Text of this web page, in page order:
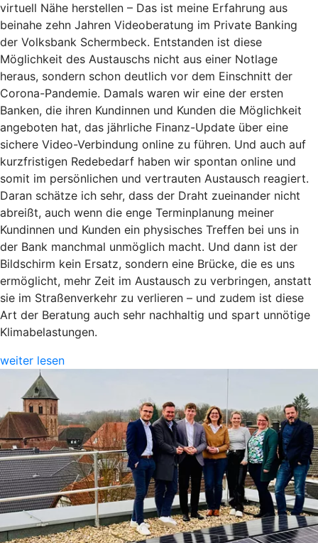
virtuell Nähe herstellen – Das ist meine Erfahrung aus
beinahe zehn Jahren Videoberatung im Private Banking
der Volksbank Schermbeck. Entstanden ist diese
Möglichkeit des Austauschs nicht aus einer Notlage
heraus, sondern schon deutlich vor dem Einschnitt der
Corona-Pandemie. Damals waren wir eine der ersten
Banken, die ihren Kundinnen und Kunden die Möglichkeit
angeboten hat, das jährliche Finanz-Update über eine
sichere Video-Verbindung online zu führen. Und auch auf
kurzfristigen Redebedarf haben wir spontan online und
somit im persönlichen und vertrauten Austausch reagiert.
Daran schätze ich sehr, dass der Draht zueinander nicht
abreißt, auch wenn die enge Terminplanung meiner
Kundinnen und Kunden ein physisches Treffen bei uns in
der Bank manchmal unmöglich macht. Und dann ist der
Bildschirm kein Ersatz, sondern eine Brücke, die es uns
ermöglicht, mehr Zeit im Austausch zu verbringen, anstatt
sie im Straßenverkehr zu verlieren – und zudem ist diese
Art der Beratung auch sehr nachhaltig und spart unnötige
Klimabelastungen.
weiter lesen